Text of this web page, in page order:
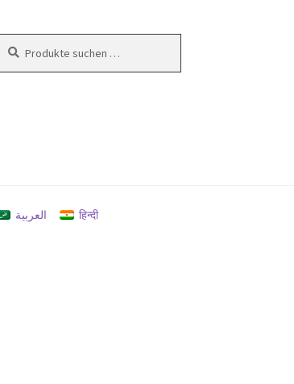
nach:
العربية
हिन्दी